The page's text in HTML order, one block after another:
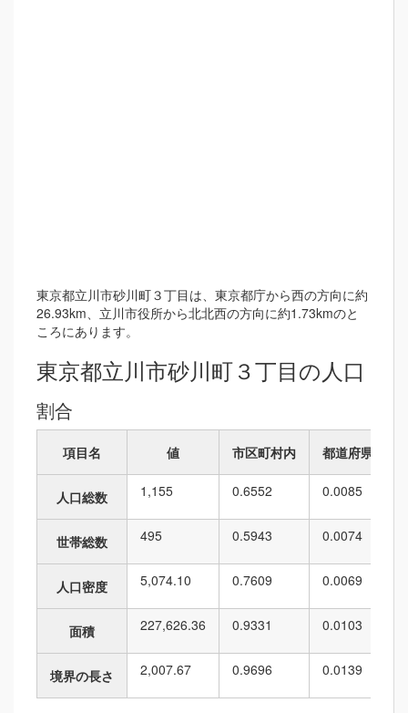
東京都立川市砂川町３丁目は、東京都庁から西の方向に約
26.93km、立川市役所から北北西の方向に約1.73kmのと
ころにあります。
東京都立川市砂川町３丁目の人口
割合
項目名 値 市区町村内 都道府県内
人口総数 1,155 0.6552 0.0085
世帯総数 495 0.5943 0.0074
人口密度 5,074.10 0.7609 0.0069
面積 227,626.36 0.9331 0.0103
境界の長さ 2,007.67 0.9696 0.0139